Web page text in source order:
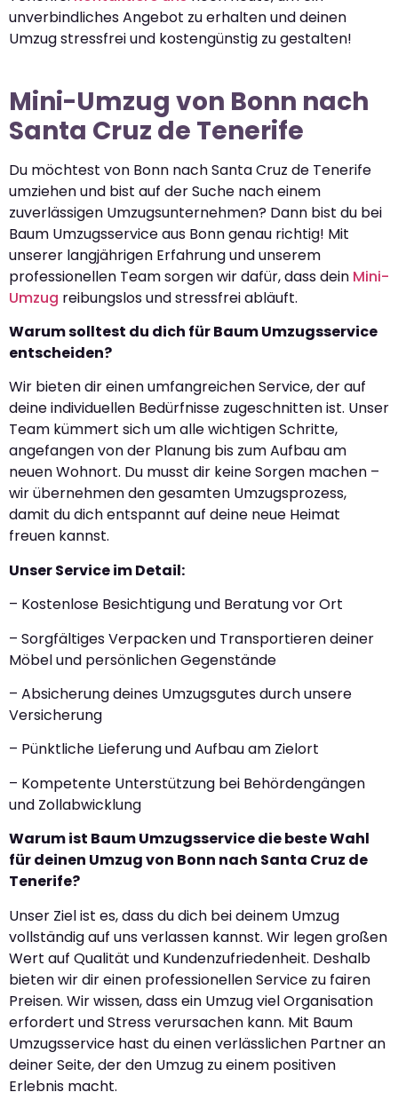
unverbindliches Angebot zu erhalten und deinen
Umzug stressfrei und kostengünstig zu gestalten!
Mini-Umzug von Bonn nach
Santa Cruz de Tenerife
Du möchtest von Bonn nach Santa Cruz de Tenerife
umziehen und bist auf der Suche nach einem
zuverlässigen Umzugsunternehmen? Dann bist du bei
Baum Umzugsservice aus Bonn genau richtig! Mit
unserer langjährigen Erfahrung und unserem
professionellen Team sorgen wir dafür, dass dein Mini-
Umzug reibungslos und stressfrei abläuft.
Warum solltest du dich für Baum Umzugsservice
entscheiden?
Wir bieten dir einen umfangreichen Service, der auf
deine individuellen Bedürfnisse zugeschnitten ist. Unser
Team kümmert sich um alle wichtigen Schritte,
angefangen von der Planung bis zum Aufbau am
neuen Wohnort. Du musst dir keine Sorgen machen –
wir übernehmen den gesamten Umzugsprozess,
damit du dich entspannt auf deine neue Heimat
freuen kannst.
Unser Service im Detail:
– Kostenlose Besichtigung und Beratung vor Ort
– Sorgfältiges Verpacken und Transportieren deiner
Möbel und persönlichen Gegenstände
– Absicherung deines Umzugsgutes durch unsere
Versicherung
– Pünktliche Lieferung und Aufbau am Zielort
– Kompetente Unterstützung bei Behördengängen
und Zollabwicklung
Warum ist Baum Umzugsservice die beste Wahl
für deinen Umzug von Bonn nach Santa Cruz de
Tenerife?
Unser Ziel ist es, dass du dich bei deinem Umzug
vollständig auf uns verlassen kannst. Wir legen großen
Wert auf Qualität und Kundenzufriedenheit. Deshalb
bieten wir dir einen professionellen Service zu fairen
Preisen. Wir wissen, dass ein Umzug viel Organisation
erfordert und Stress verursachen kann. Mit Baum
Umzugsservice hast du einen verlässlichen Partner an
deiner Seite, der den Umzug zu einem positiven
Erlebnis macht.